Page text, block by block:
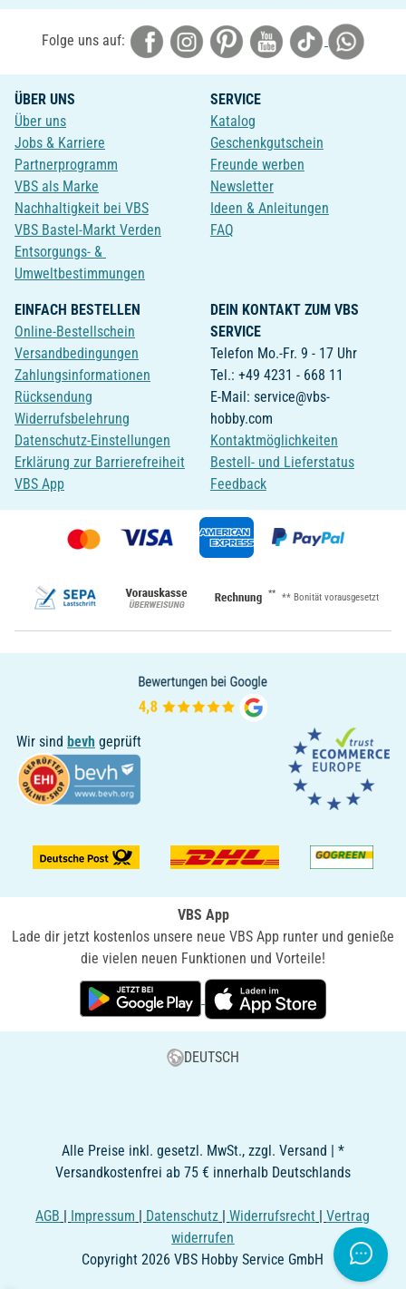
Folge uns auf:
ÜBER UNS
Über uns
Jobs & Karriere
Partnerprogramm
VBS als Marke
Nachhaltigkeit bei VBS
VBS Bastel-Markt Verden
Entsorgungs- &
Umweltbestimmungen
SERVICE
Katalog
Geschenkgutschein
Freunde werben
Newsletter
Ideen & Anleitungen
FAQ
EINFACH BESTELLEN
Online-Bestellschein
Versandbedingungen
Zahlungsinformationen
Rücksendung
Widerrufsbelehrung
Datenschutz-Einstellungen
Erklärung zur Barrierefreiheit
VBS App
DEIN KONTAKT ZUM VBS
SERVICE
Telefon Mo.-Fr. 9 - 17 Uhr
Tel.: +49 4231 - 668 11
E-Mail: service@vbs-
hobby.com
Kontaktmöglichkeiten
Bestell- und Lieferstatus
Feedback
** ** Bonität vorausgesetzt
Wir sind bevh geprüft
VBS App
Lade dir jetzt kostenlos unsere neue VBS App runter und genieße
die vielen neuen Funktionen und Vorteile!
DEUTSCH
Alle Preise inkl. gesetzl. MwSt., zzgl. Versand | *
Versandkostenfrei ab 75 € innerhalb Deutschlands
AGB Impressum Datenschutz |Widerrufsrecht |Vertrag
widerrufen
Copyright 2026 VBS Hobby Service GmbH